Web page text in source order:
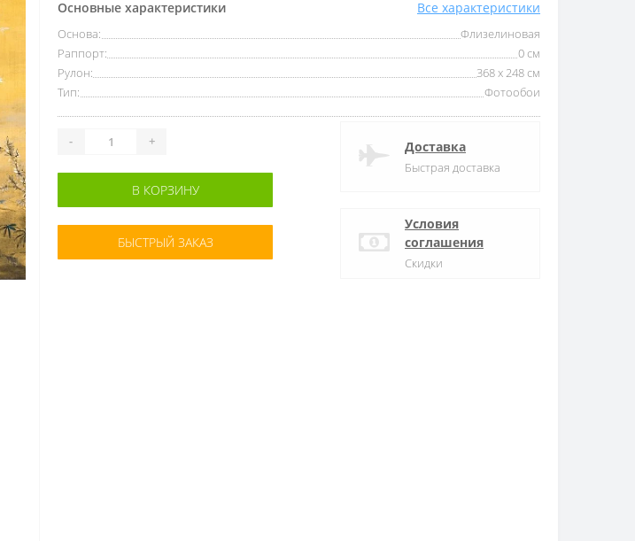
Основные характеристики Все характеристики
Основа:
Флизелиновая
Раппорт:
0 см
Рулон:
368 x 248 см
Тип:
Фотообои
- +
В КОРЗИНУ
БЫСТРЫЙ ЗАКАЗ
Доставка
Быстрая доставка
Условия
соглашения
Скидки